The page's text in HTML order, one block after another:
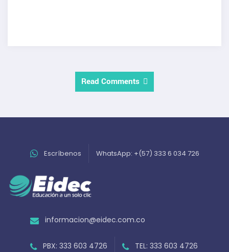
Read Comments
Escríbenos WhatsApp: +(57) 333 6 034 726
informacion@eidec.com.co
PBX: 333 603 4726 TEL: 333 603 4726